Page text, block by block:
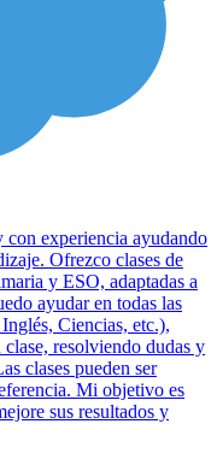
con experiencia ayudando
Ofrezco clases de
y ESO, adaptadas a
ayudar en todas las
Ciencias, etc.),
resolviendo dudas y
clases pueden ser
Mi objetivo es
sus resultados y